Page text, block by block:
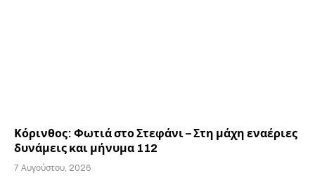
Κόρινθος: Φωτιά στο Στεφάνι – Στη μάχη εναέριες
δυνάμεις και μήνυμα 112
7 Αυγούστου, 2026